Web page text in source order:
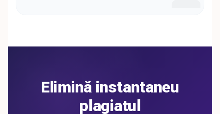
Elimină instantaneu
plagiatul